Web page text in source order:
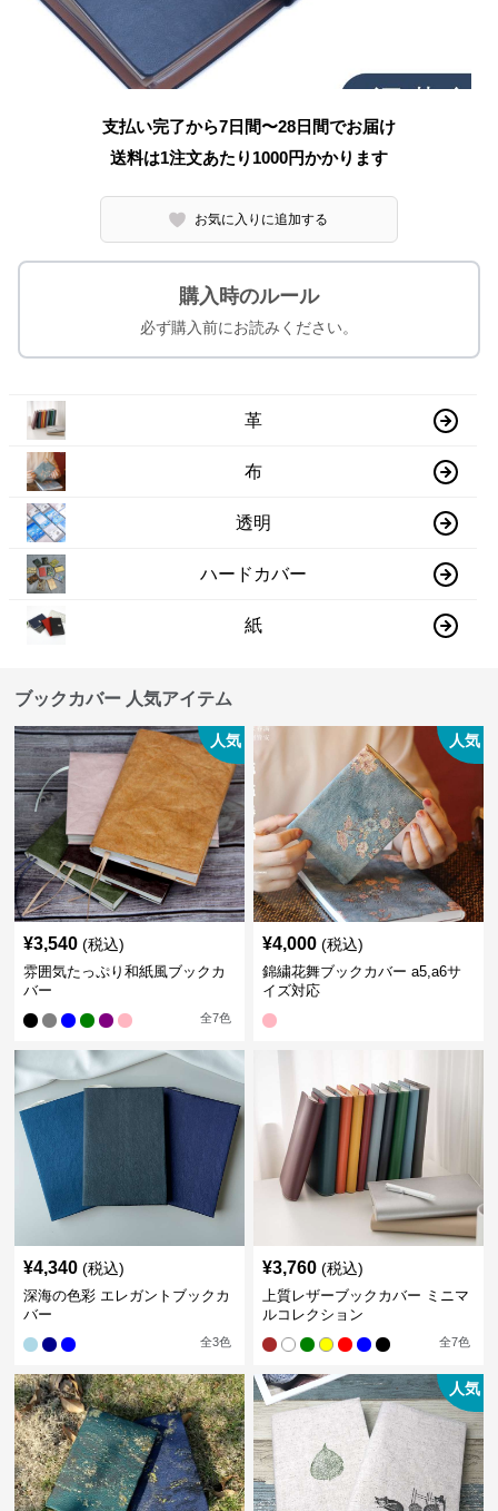
支払い完了から7日間〜28日間でお届け
送料は1注文あたり 1000円かかります
お気に入りに追加する
購入時のルール
必ず購入前にお読みください。
革
布
透明
ハードカバー
紙
ブックカバー 人気アイテム
人気
¥3,540 (税込)
雰囲気たっぷり和紙風ブックカ
バー
全7色
人気
¥4,000 (税込)
錦繍花舞ブックカバー a5,a6サ
イズ対応
¥4,340 (税込)
深海の色彩 エレガントブックカ
バー
全3色
¥3,760 (税込)
上質レザーブックカバー ミニマ
ルコレクション
全7色
人気